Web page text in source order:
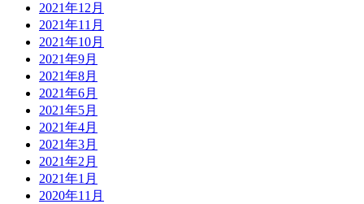
2021年12月
2021年11月
2021年10月
2021年9月
2021年8月
2021年6月
2021年5月
2021年4月
2021年3月
2021年2月
2021年1月
2020年11月